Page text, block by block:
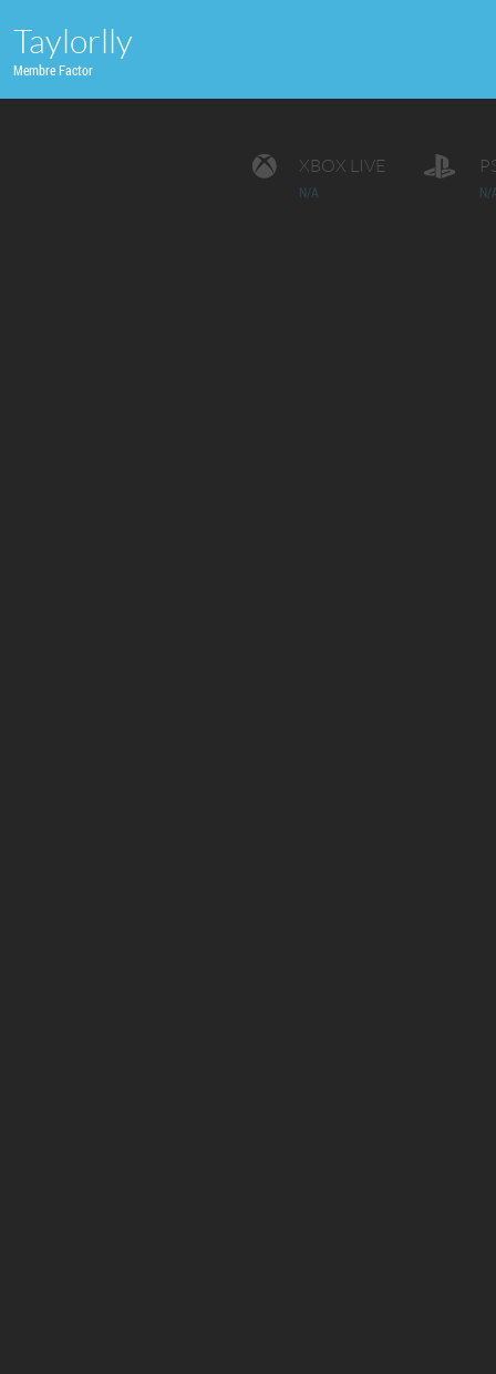
Taylorlly
Membre Factor
XBOX LIVE
N/A N/